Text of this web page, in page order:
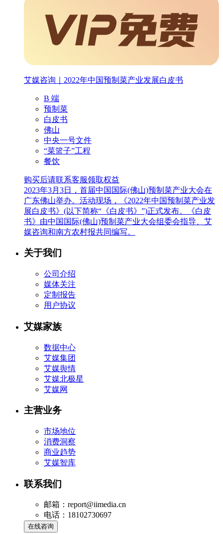
艾媒咨询｜2022年中国预制菜产业发展白皮书
B 端
预制菜
白皮书
佛山
中央一号文件
“菜篮子”工程
餐饮
购买后请联系客服领取权益
2023年3月3日，首届中国国际(佛山)预制菜产业大会在
广东佛山举办。活动现场，《2022年中国预制菜产业发
展白皮书》(以下简称“《白皮书》”)正式发布。《白皮
书》由中国国际(佛山)预制菜产业大会组委会指导、艾
媒咨询和南方农村报共同编写。
关于我们
公司介绍
媒体关注
定制报告
用户协议
艾媒家族
数据中心
艾媒集团
艾媒舆情
艾媒北极星
艾媒网
主营业务
市场地位
消费洞察
商业趋势
艾媒智库
联系我们
邮箱：report@iimedia.cn
电话：18102730697
在线咨询